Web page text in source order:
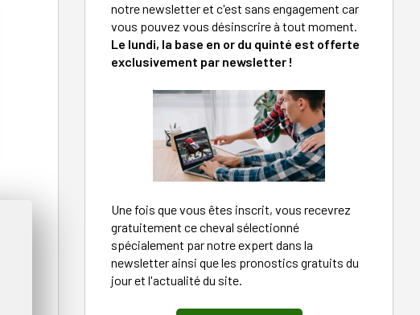
notre newsletter et c'est sans engagement car
vous pouvez vous désinscrire à tout moment.
Le lundi, la base en or du quinté est offerte
exclusivement par newsletter !
Une fois que vous êtes inscrit, vous recevrez
gratuitement ce cheval sélectionné
spécialement par notre expert dans la
newsletter ainsi que les pronostics gratuits du
jour et l'actualité du site.